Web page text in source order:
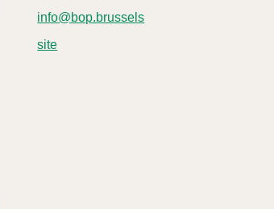
info@bop.brussels
site